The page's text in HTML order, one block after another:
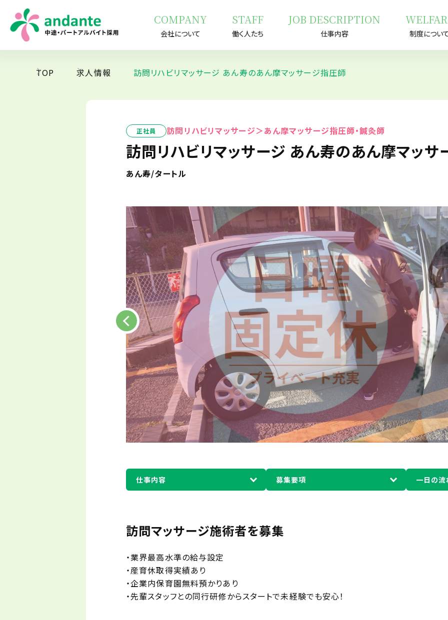
COMPANY
会社について
STAFF
働く人たち
JOB DESCRIPTION
仕事内容 制度につい
TOP 求人情報 訪問リハビリマッサージ あん寿のあん摩マッサージ指圧師
正社員 訪問リハビリマッサージ＞あん摩マッサージ指圧師・鍼灸師
訪問リハビリマッサージ あん寿のあん摩マッサ
あん寿/タートル
仕事内容 募集要項 一日の
訪問マッサージ施術者を募集
・業界最高水準の給与設定
・産育休取得実績あり
・企業内保育園無料預かりあり
・先輩スタッフとの同行研修からスタートで未経験でも安心！